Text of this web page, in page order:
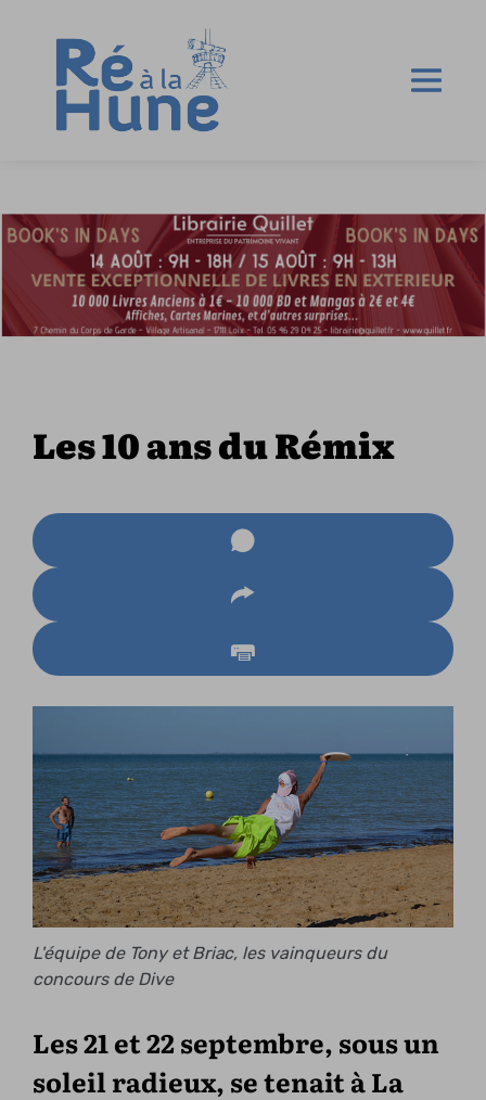
Les 10 ans du Rémix
L'équipe de Tony et Briac, les vainqueurs du
concours de Dive
Les 21 et 22 septembre, sous un
soleil radieux, se tenait à La